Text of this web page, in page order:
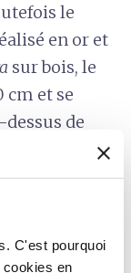
C'est pourquoi
en
le
en or et
sur bois, le
cm et se
de
et constitue